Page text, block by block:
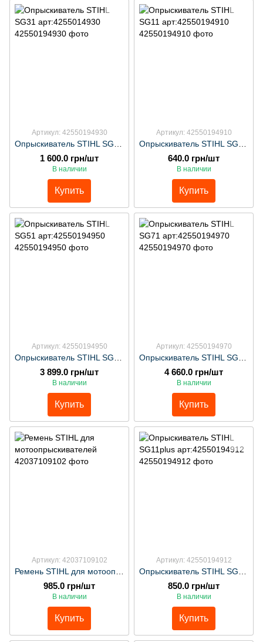
Артикул: 42550194930
1 600.0 грн/шт
В наличии
Купить
Артикул: 42550194910
640.0 грн/шт
В наличии
Купить
Артикул: 42550194950
3 899.0 грн/шт
В наличии
Купить
Артикул: 42550194970
4 660.0 грн/шт
В наличии
Купить
Артикул: 42037109102
985.0 грн/шт
В наличии
Купить
Артикул: 42550194912
850.0 грн/шт
В наличии
Купить